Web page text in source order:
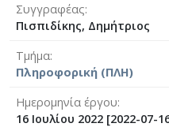
Συγγραφέας
Πισπιδίκης, Δημήτριος
Τμήμα
Πληροφορική (ΠΛΗ)
Ημερομηνία έργου
16 Ιουλίου 2022 [2022-07-